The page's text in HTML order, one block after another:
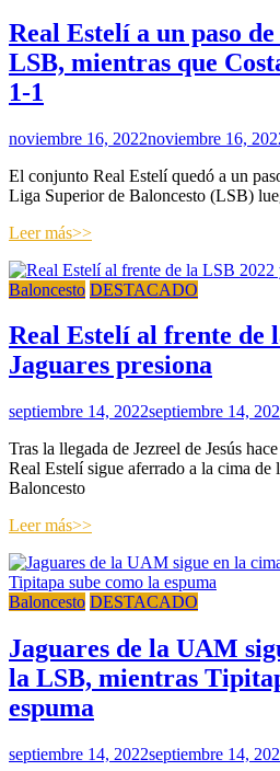
Real Estelí a un paso
LSB, mientras que
1-1
noviembre 16, 2022noviembre 16,
El conjunto Real Estelí quedó a un
Liga Superior de Baloncesto (LSB)
Leer más>>
Baloncesto DESTACADO
Real Estelí al frente de
Jaguares presiona
septiembre 14, 2022septiembre 14,
Tras la llegada de Jezreel de Jesús
Real Estelí sigue aferrado a la cima de
Baloncesto
Leer más>>
Baloncesto DESTACADO
Jaguares de la UAM
la LSB, mientras
espuma
septiembre 14, 2022septiembre 14,